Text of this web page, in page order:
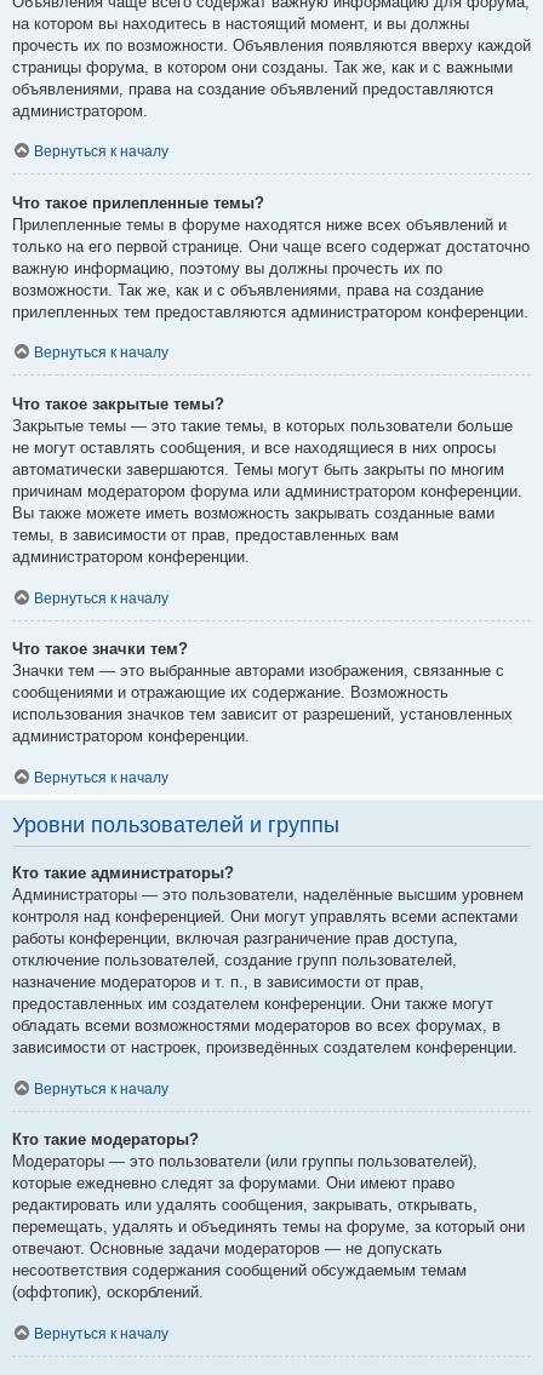
на котором вы находитесь в настоящий момент, и вы должны
прочесть их по возможности. Объявления появляются вверху каждой
страницы форума, в котором они созданы. Так же, как и с важными
объявлениями, права на создание объявлений предоставляются
администратором.
Вернуться к началу
Что такое прилепленные темы?
Прилепленные темы в форуме находятся ниже всех объявлений и
только на его первой странице. Они чаще всего содержат достаточно
важную информацию, поэтому вы должны прочесть их по
возможности. Так же, как и с объявлениями, права на создание
прилепленных тем предоставляются администратором конференции.
Вернуться к началу
Что такое закрытые темы?
Закрытые темы — это такие темы, в которых пользователи больше
не могут оставлять сообщения, и все находящиеся в них опросы
автоматически завершаются. Темы могут быть закрыты по многим
причинам модератором форума или администратором конференции.
Вы также можете иметь возможность закрывать созданные вами
темы, в зависимости от прав, предоставленных вам
администратором конференции.
Вернуться к началу
Что такое значки тем?
Значки тем — это выбранные авторами изображения, связанные с
сообщениями и отражающие их содержание. Возможность
использования значков тем зависит от разрешений, установленных
администратором конференции.
Вернуться к началу
Уровни пользователей и группы
Кто такие администраторы?
Администраторы — это пользователи, наделённые высшим уровнем
контроля над конференцией. Они могут управлять всеми аспектами
работы конференции, включая разграничение прав доступа,
отключение пользователей, создание групп пользователей,
назначение модераторов и т. п., в зависимости от прав,
предоставленных им создателем конференции. Они также могут
обладать всеми возможностями модераторов во всех форумах, в
зависимости от настроек, произведённых создателем конференции.
Вернуться к началу
Кто такие модераторы?
Модераторы — это пользователи (или группы пользователей),
которые ежедневно следят за форумами. Они имеют право
редактировать или удалять сообщения, закрывать, открывать,
перемещать, удалять и объединять темы на форуме, за который они
отвечают. Основные задачи модераторов — не допускать
несоответствия содержания сообщений обсуждаемым темам
(оффтопик), оскорблений.
Вернуться к началу